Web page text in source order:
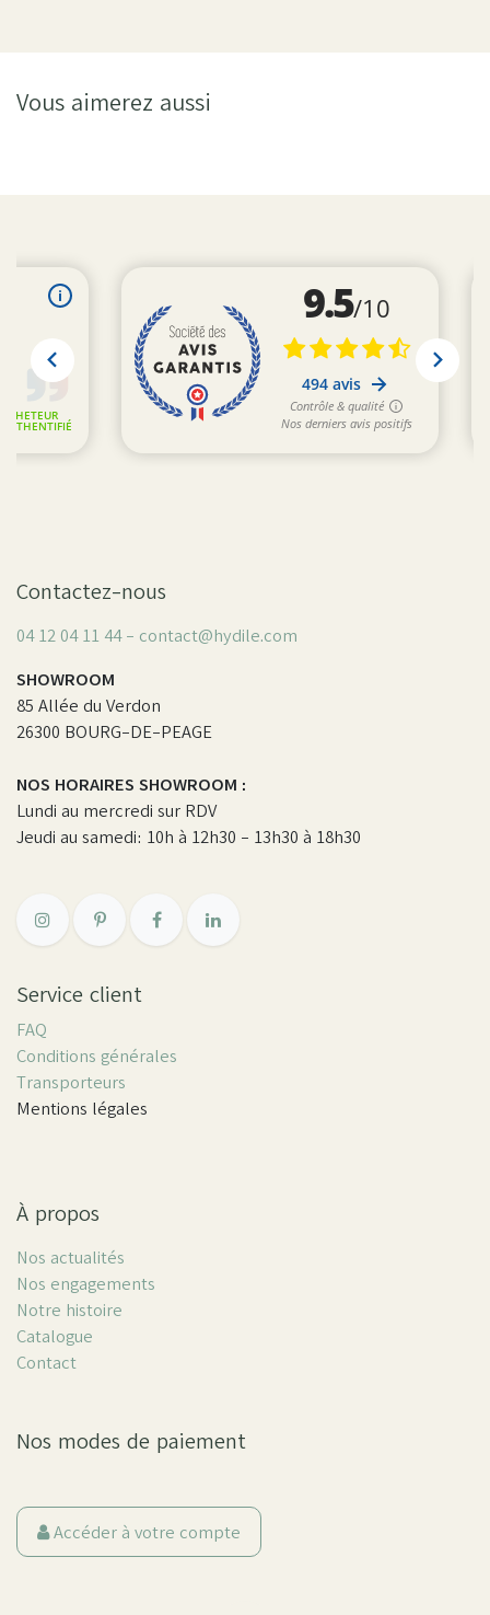
Vous aimerez aussi
Contactez-nous
04 12 04 11 44 - contact@hydile.com
SHOWROOM
85 Allée du Verdon
26300 BOURG-DE-PEAGE
NOS HORAIRES SHOWROOM :
Lundi au mercredi sur RDV
Jeudi au samedi: 10h à 12h30 - 13h30 à 18h30
Service client
FAQ
Conditions générales
Transporteurs
Mentions légales
À propos
Nos actualités
Nos engagements
Notre histoire
Catalogue
Contact
Nos modes de paiement
Accéder à votre compte